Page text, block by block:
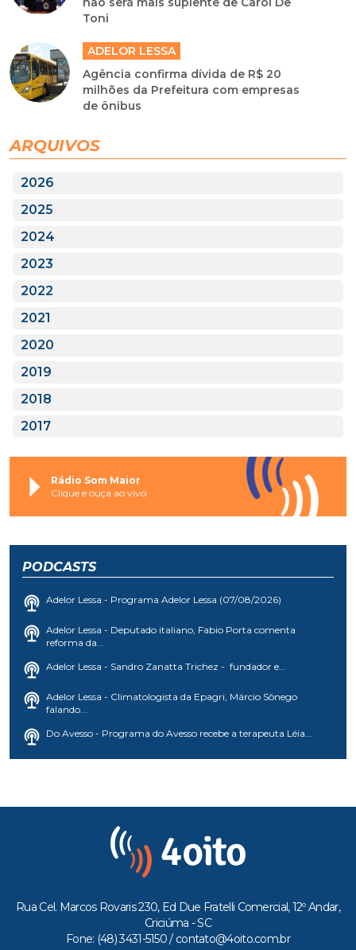
Toni
ADELOR LESSA
Agência confirma dívida de R$ 20
milhões da Prefeitura com empresas
de ônibus
ARQUIVOS
2026
2025
2024
2023
2022
2021
2020
2019
2018
2017
Rádio Som Maior
Clique e ouça ao vivo
PODCASTS
Adelor Lessa - Programa Adelor Lessa (07/08/2026)
Adelor Lessa - Deputado italiano, Fabio Porta comenta
reforma da...
Adelor Lessa - Sandro Zanatta Trichez - fundador e...
Adelor Lessa - Climatologista da Epagri, Márcio Sônego
falando...
Do Avesso - Programa do Avesso recebe a terapeuta Léia...
Rua Cel. Marcos Rovaris 230, Ed Due Fratelli Comercial, 12º Andar,
Criciúma - SC
Fone: (48) 3431-5150 / contato@4oito.com.br